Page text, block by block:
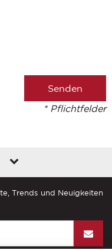
* Pflichtfelder
Trends und Neuigkeiten